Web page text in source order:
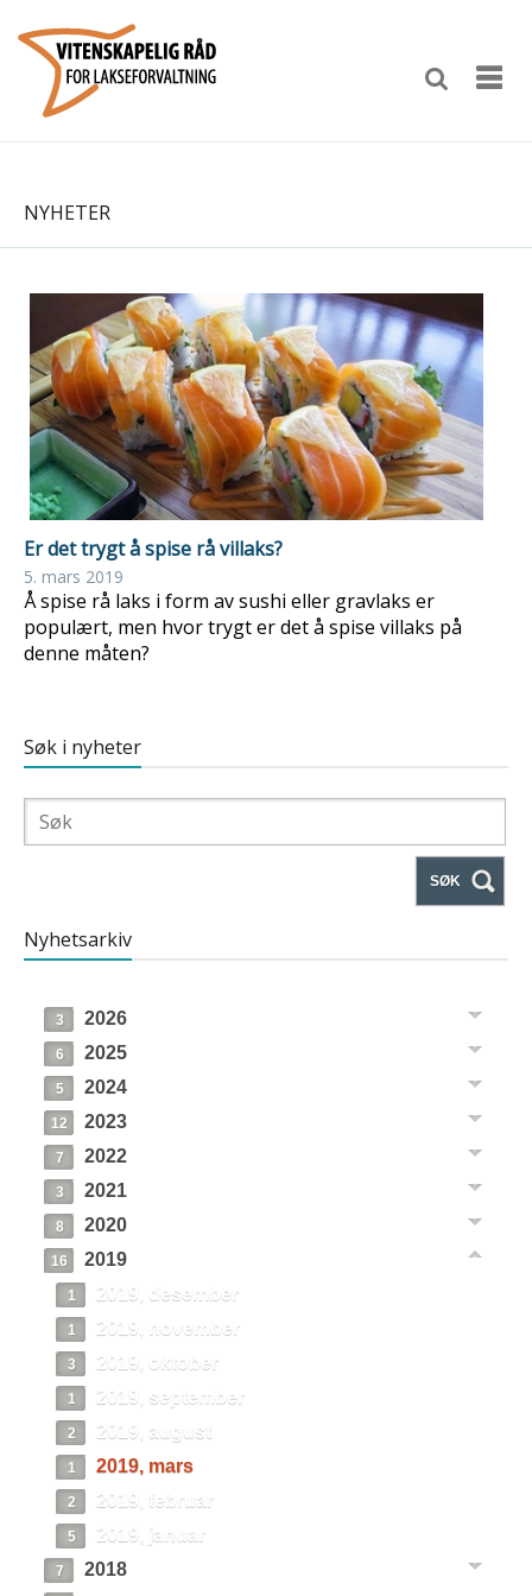
NYHETER
Er det trygt å spise rå villaks?
5. mars 2019
Å spise rå laks i form av sushi eller gravlaks er
populært, men hvor trygt er det å spise villaks på
denne måten?
Søk i nyheter
SØK
Nyhetsarkiv
3 2026
6 2025
5 2024
12 2023
7 2022
3 2021
8 2020
16 2019
1 2019, desember
1 2019, november
3 2019, oktober
1 2019, september
2 2019, august
1 2019, mars
2 2019, februar
5 2019, januar
7
2018